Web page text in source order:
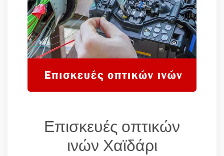
Επισκευές οπτικών
ινών Χαϊδάρι